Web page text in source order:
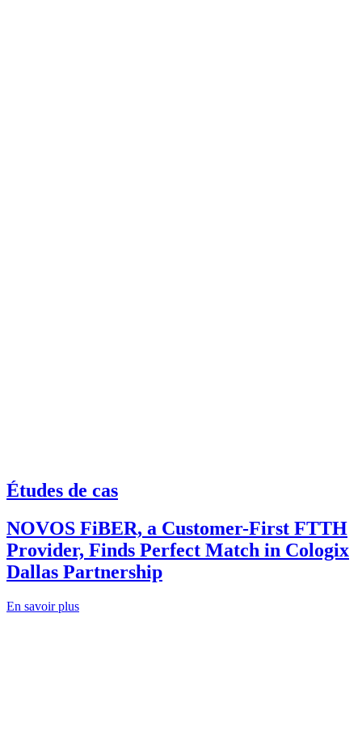
Études de cas
NOVOS FiBER, a Customer-First FTTH
Provider, Finds Perfect Match in Cologix
Dallas Partnership
En savoir plus